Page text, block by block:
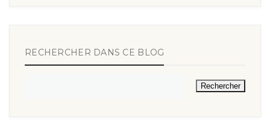
RECHERCHER DANS CE BLOG